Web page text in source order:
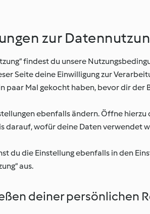
zur
findest du unsere
Seite deine Einwilligung zur
paar Mal gekocht haben, bevor dir der
ebenfalls ändern. Öffne hierzu
darauf, wofür deine Daten verwendet
du die Einstellung ebenfalls in den
aus.
deiner persönlichen